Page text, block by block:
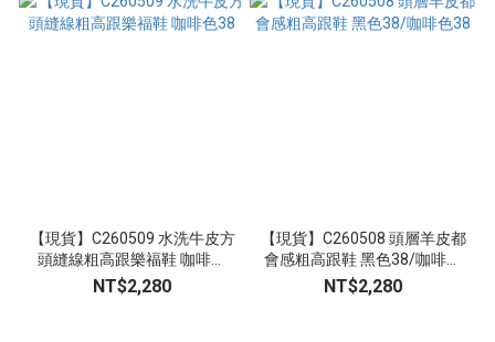
【現貨】C260509 水洗牛皮方
頭縫線粗高跟樂福鞋 咖啡色
38
NT$2,280
【現貨】C260508 頭層羊皮都
會感粗高跟鞋 黑色38/咖啡色
38
NT$2,280